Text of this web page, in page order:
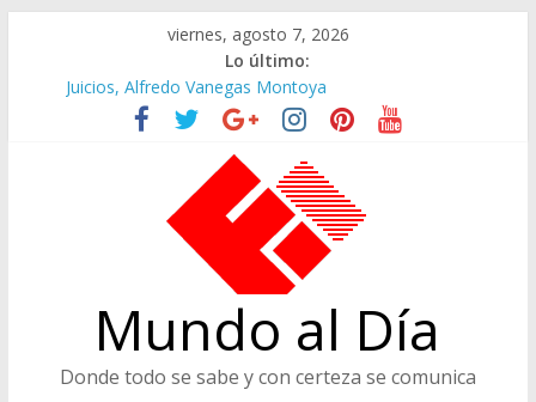
contenido
viernes, agosto 7, 2026
Lo último:
Juicios, Alfredo Vanegas Montoya
Felices en la Fiesta de las Flores
Café Presidencial
Ministra de Cultura y Centro de Historia de Envigado
De Cara al Porvenir, Pedro Juan González
Mundo al Día
Donde todo se sabe y con certeza se comunica